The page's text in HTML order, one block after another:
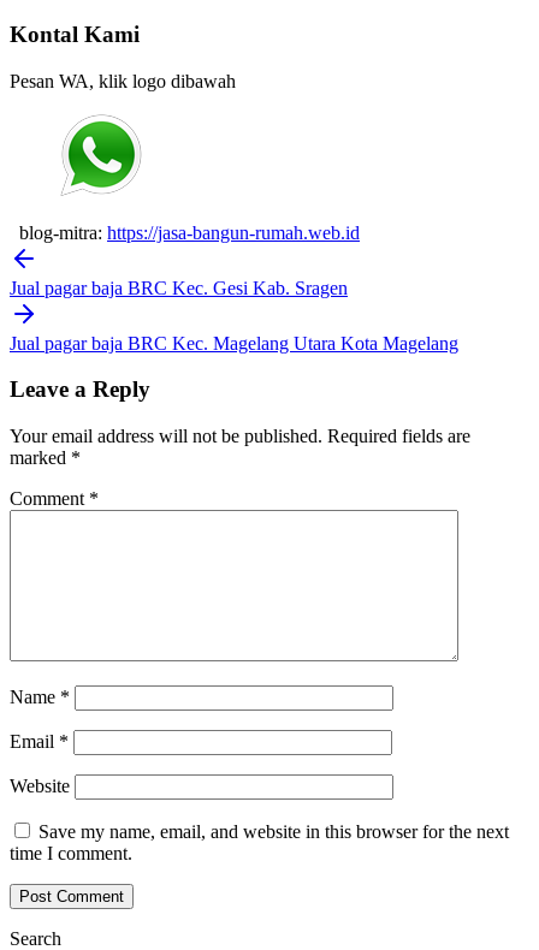
Kontal Kami
Pesan WA, klik logo dibawah
blog-mitra: https://jasa-bangun-rumah.web.id
Post
navigation
Jual pagar baja BRC Kec. Gesi Kab. Sragen
Jual pagar baja BRC Kec. Magelang Utara Kota Magelang
Leave a Reply
Your email address will not be published. Required fields are
marked *
Comment *
Name *
Email *
Website
Save my name, email, and website in this browser for the next
time I comment.
Search